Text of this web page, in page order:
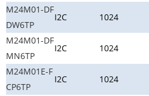
M24M01-DF
DW6TP
I2C 1024
M24M01-DF
MN6TP
I2C 1024
M24M01E-F
CP6TP
I2C 1024